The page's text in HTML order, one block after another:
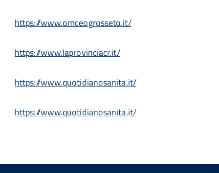
https://www.omceogrosseto.it/
https://www.laprovinciacr.it/
https://www.quotidianosanita.it/
https://www.quotidianosanita.it/